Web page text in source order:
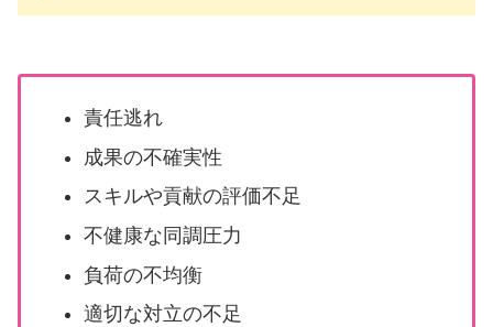
責任逃れ
成果の不確実性
スキルや貢献の評価不足
不健康な同調圧力
負荷の不均衡
適切な対立の不足